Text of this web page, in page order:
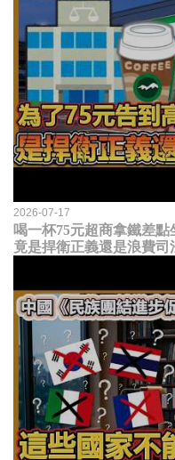
2026-07-17
喝一杯75元超商拿鐵差
竟是捍衛正義還是浪費司